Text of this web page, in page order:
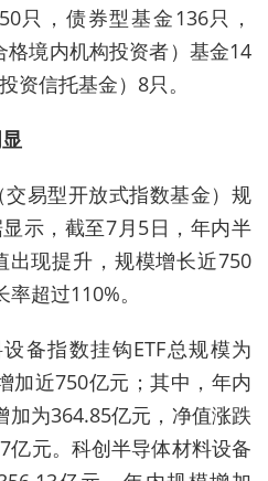
只，债券型基金136只，
格境内机构投资者）基金14
资信托基金）8只。
交易型开放式指数基金）规
示，截至7月5日，年内半
出现提升，规模增长近750
超过110%。
备指数挂钩ETF总规模为
加近750亿元；其中，年内
加为364.85亿元，净值涨跌
亿元。科创半导体材料设备